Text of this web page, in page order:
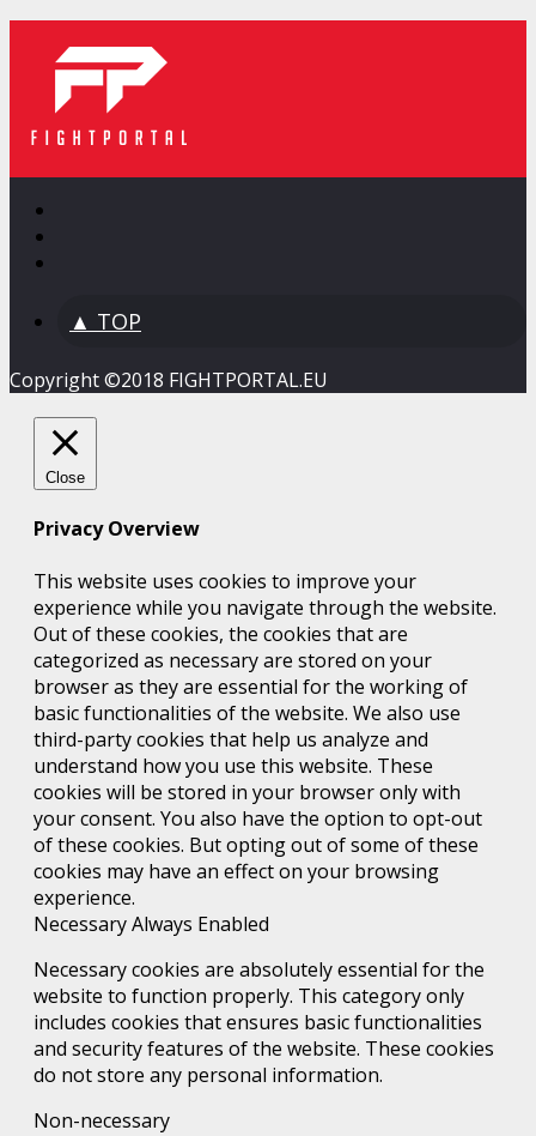
▲ TOP
Copyright ©2018 FIGHTPORTAL.EU
Close
Privacy Overview
This website uses cookies to improve your
experience while you navigate through the website.
Out of these cookies, the cookies that are
categorized as necessary are stored on your
browser as they are essential for the working of
basic functionalities of the website. We also use
third-party cookies that help us analyze and
understand how you use this website. These
cookies will be stored in your browser only with
your consent. You also have the option to opt-out
of these cookies. But opting out of some of these
cookies may have an effect on your browsing
experience.
NecessaryAlways Enabled
Necessary cookies are absolutely essential for the
website to function properly. This category only
includes cookies that ensures basic functionalities
and security features of the website. These cookies
do not store any personal information.
Non-necessary